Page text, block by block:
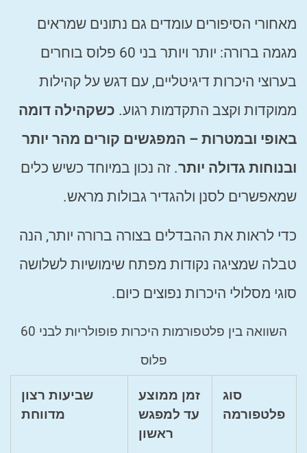
מאחורי הסיפורים עומדים גם נתונים שמראים
מגמה ברורה: יותר ויותר בני 60 פלוס בוחרים
בערוצי היכרות דיגיטליים, עם דגש על קהילות
ממוקדות וקצב התקדמות רגוע. כשקהילה דומה
באופי ובמטרות – המפגשים קורים מהר יותר
ובנוחות גדולה יותר. זה נכון במיוחד כשיש כלים
שמאפשרים לסנן ולהגדיר גבולות מראש.
כדי לראות את ההבדלים בצורה ברורה יותר, הנה
טבלה שמציגה נקודות מפתח שימושיות לשלושה
סוגי מסלולי היכרות נפוצים כיום.
השוואה בין פלטפורמות היכרות פופולריות לבני 60
פלוס
סוג
פלטפורמה
זמן ממוצע
עד למפגש
ראשון
שביעות רצון
מדווחת